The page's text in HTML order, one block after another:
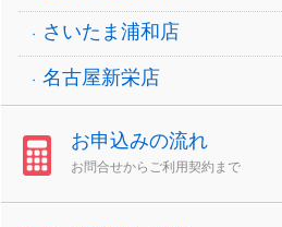
さいたま浦和店
名古屋新栄店
お申込みの流れ
お問合せからご利用契約まで